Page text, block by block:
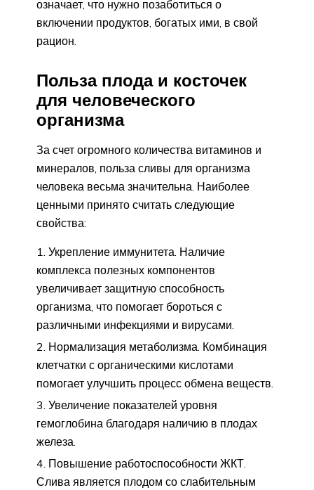
означает, что нужно позаботиться о
включении продуктов, богатых ими, в свой
рацион.
Польза плода и косточек
для человеческого
организма
За счет огромного количества витаминов и
минералов, польза сливы для организма
человека весьма значительна. Наиболее
ценными принято считать следующие
свойства:
Укрепление иммунитета. Наличие
комплекса полезных компонентов
увеличивает защитную способность
организма, что помогает бороться с
различными инфекциями и вирусами.
Нормализация метаболизма. Комбинация
клетчатки с органическими кислотами
помогает улучшить процесс обмена веществ.
Увеличение показателей уровня
гемоглобина благодаря наличию в плодах
железа.
Повышение работоспособности ЖКТ.
Слива является плодом со слабительным